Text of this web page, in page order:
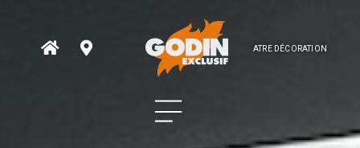
ATRE DÉCORATION